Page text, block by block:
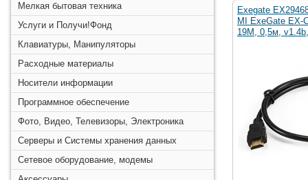
Мелкая бытовая техника
Услуги и Получи!Фонд
Клавиатуры, Манипуляторы
Расходные материалы
Носители информации
Программное обеспечение
Фото, Видео, Телевизоры, Электроника
Серверы и Системы хранения данных
Сетевое оборудование, модемы
Exegate
MI ExeGate EX-
19M, 0,5м, v1.4b,